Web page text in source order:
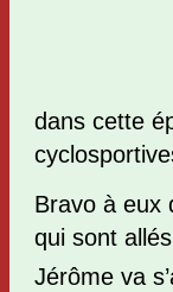
dans cette
Bravo à eux
qui sont
Jérôme va